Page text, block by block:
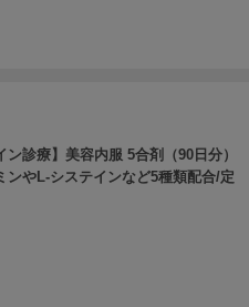
ン診療】美容内服 5合剤（90日分）
ンやL-システインなど5種類配合/定